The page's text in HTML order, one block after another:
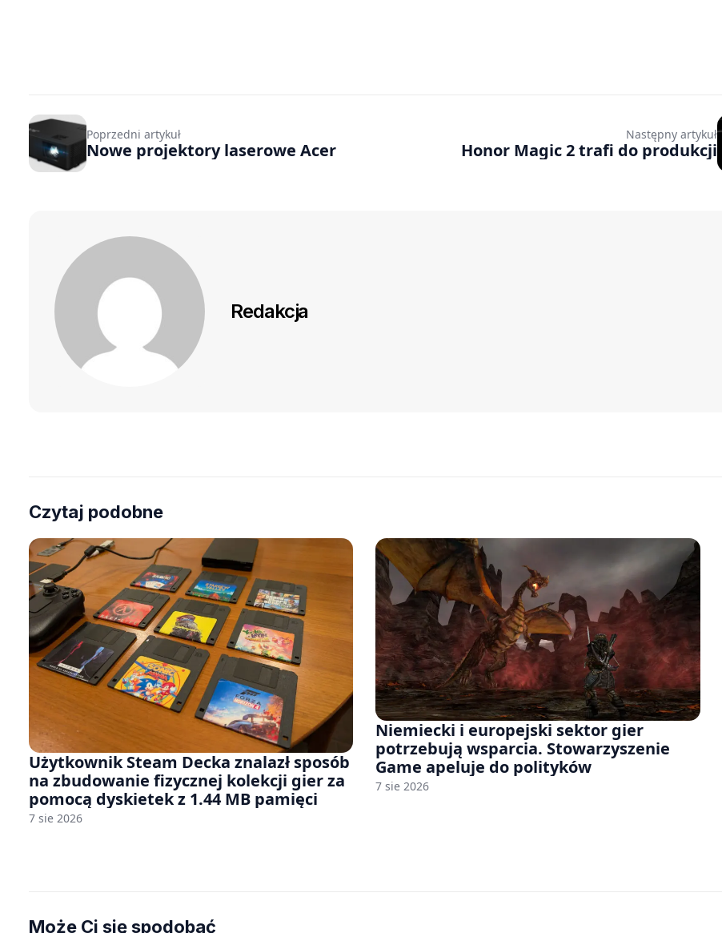
Poprzedni artykuł
Nowe projektory laserowe Acer
Następny artykuł
Honor Magic 2 trafi do produkcji
Redakcja
Czytaj podobne
Użytkownik Steam Decka znalazł sposób
na zbudowanie fizycznej kolekcji gier za
pomocą dyskietek z 1.44 MB pamięci
7 sie 2026
Niemiecki i europejski sektor gier
potrzebują wsparcia. Stowarzyszenie
Game apeluje do polityków
7 sie 2026
Może Ci się spodobać